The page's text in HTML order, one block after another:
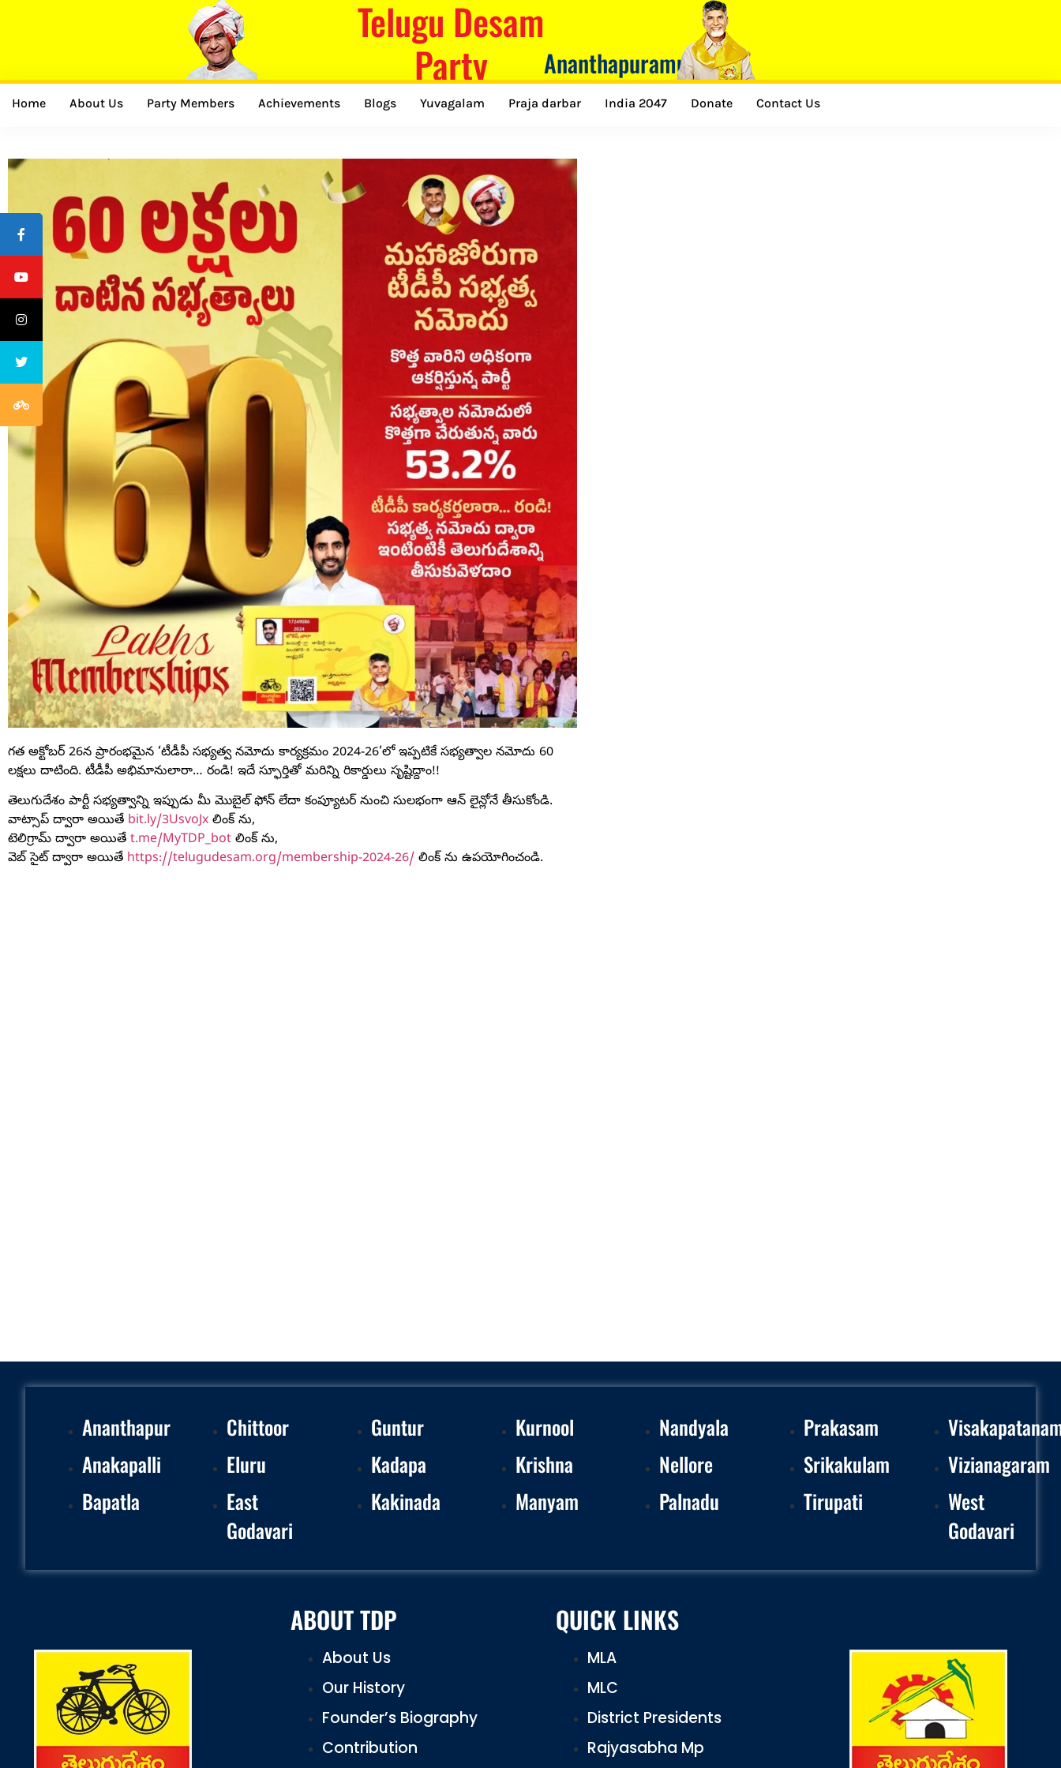
Telugu Desam
Party
Ananthapuramu
Home About Us Party Members Achievements Blogs Yuvagalam Praja darbar India 2047 Donate Contact Us
గత అక్టోబర్ 26న ప్రారంభమైన ‘టీడీపీ సభ్యత్వ నమోదు కార్యక్రమం 2024-26’లో ఇప్పటికే సభ్యత్వాల నమోదు 60
లక్షలు దాటింది. టీడీపీ అభిమానులారా… రండి! ఇదే స్ఫూర్తితో మరిన్ని రికార్డులు సృష్టిద్దాం!!
తెలుగుదేశం పార్టీ సభ్యత్వాన్ని ఇప్పుడు మీ మొబైల్ ఫోన్ లేదా కంప్యూటర్ నుంచి సులభంగా ఆన్ లైన్లోనే తీసుకోండి.
వాట్సాప్ ద్వారా అయితే bit.ly/3UsvoJx లింక్ ను,
టెలిగ్రామ్ ద్వారా అయితే t.me/MyTDP_bot లింక్ ను,
వెబ్ సైట్ ద్వారా అయితే https://telugudesam.org/membership-2024-26/ లింక్ ను ఉపయోగించండి.
Ananthapur
Anakapalli
Bapatla
Chittoor
Eluru
East
Godavari
Guntur
Kadapa
Kakinada
Kurnool
Krishna
Manyam
Nandyala
Nellore
Palnadu
Prakasam
Srikakulam
Tirupati
Vizianagaram
West
Godavari
ABOUT TDP
About Us
Our History
Founder’s Biography
Contribution
QUICK LINKS
MLA
MLC
District Presidents
Rajyasabha Mp